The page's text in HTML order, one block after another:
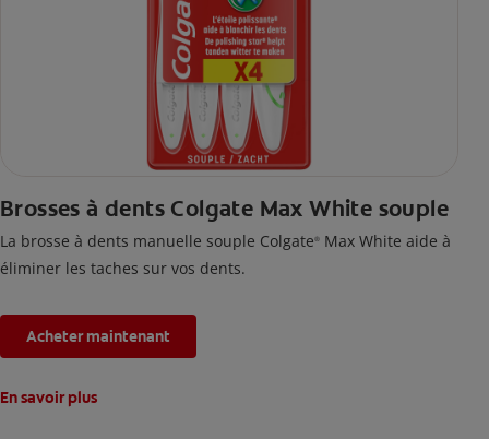
Brosses à dents Colgate Max White souple
La brosse à dents manuelle souple Colgate® Max White aide à
éliminer les taches sur vos dents.
Acheter maintenant
En savoir plus